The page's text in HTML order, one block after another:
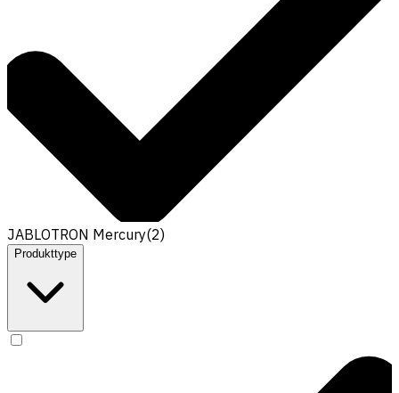
JABLOTRON Mercury(2)
Produkttype